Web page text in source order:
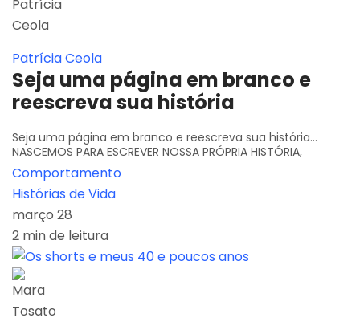
Patrícia Ceola
Seja uma página em branco e
reescreva sua história
Seja uma página em branco e reescreva sua história...
NASCEMOS PARA ESCREVER NOSSA PRÓPRIA HISTÓRIA,
Comportamento
Histórias de Vida
março 28
2 min de leitura